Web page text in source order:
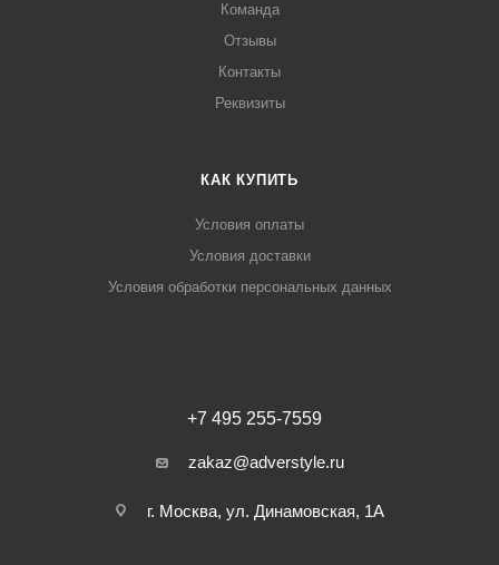
Команда
Отзывы
Контакты
Реквизиты
КАК КУПИТЬ
Условия оплаты
Условия доставки
Условия обработки персональных данных
+7 495 255-7559
zakaz@adverstyle.ru
г. Москва, ул. Динамовская, 1А